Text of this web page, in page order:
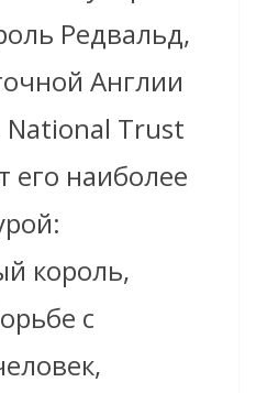
Редвальд,
Англии
National Trust
его наиболее
король,
с